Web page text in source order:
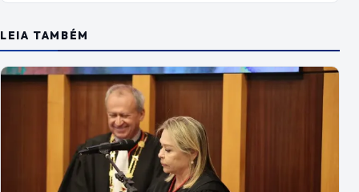
LEIA TAMBÉM